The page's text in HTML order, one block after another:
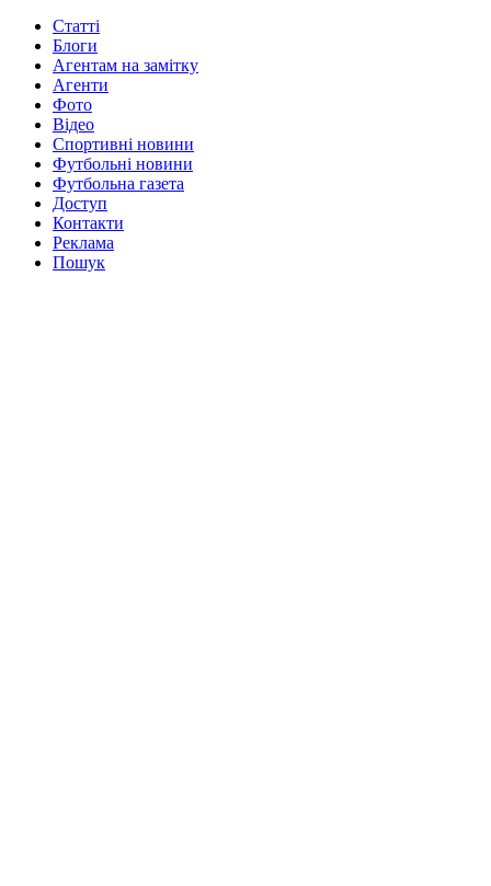
Статті
Блоги
Агентам на замітку
Агенти
Фото
Відео
Спортивні новини
Футбольні новини
Футбольна газета
Доступ
Контакти
Реклама
Пошук